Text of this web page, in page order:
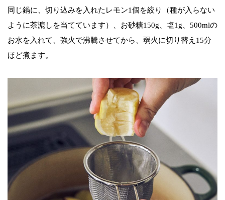
同じ鍋に、切り込みを入れたレモン1個を絞り（種が入らない
ように茶漉しを当てています）、お砂糖150g、塩1g、500mlの
お水を入れて、強火で沸騰させてから、弱火に切り替え15分
ほど煮ます。